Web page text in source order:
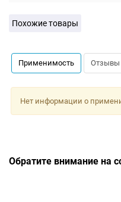
Похожие товары
Применимость Отзывы
Нет информации о
Обратите внимание на